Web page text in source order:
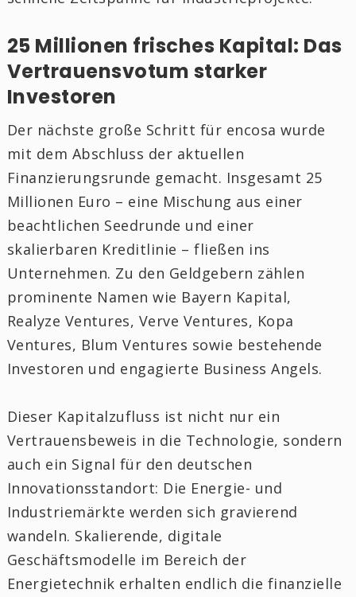
25 Millionen frisches Kapital: Das
Vertrauensvotum starker
Investoren
Der nächste große Schritt für encosa wurde
mit dem Abschluss der aktuellen
Finanzierungsrunde gemacht. Insgesamt 25
Millionen Euro – eine Mischung aus einer
beachtlichen Seedrunde und einer
skalierbaren Kreditlinie – fließen ins
Unternehmen. Zu den Geldgebern zählen
prominente Namen wie Bayern Kapital,
Realyze Ventures, Verve Ventures, Kopa
Ventures, Blum Ventures sowie bestehende
Investoren und engagierte Business Angels.
Dieser Kapitalzufluss ist nicht nur ein
Vertrauensbeweis in die Technologie, sondern
auch ein Signal für den deutschen
Innovationsstandort: Die Energie- und
Industriemärkte werden sich gravierend
wandeln. Skalierende, digitale
Geschäftsmodelle im Bereich der
Energietechnik erhalten endlich die finanzielle